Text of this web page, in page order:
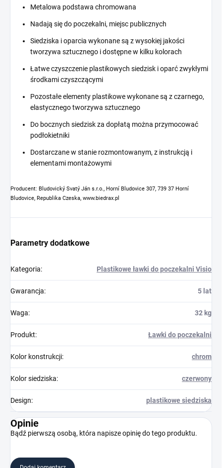
Metalowa podstawa chromowana
Nadają się do poczekalni, miejsc publicznych
Siedziska i oparcia wykonane są z wysokiej jakości
tworzywa sztucznego i dostępne w kilku kolorach
Łatwe czyszczenie plastikowych siedzisk i oparć zwykłymi
środkami czyszczącymi
Pozostałe elementy plastikowe wykonane są z czarnego,
elastycznego tworzywa sztucznego
Do bocznych siedzisk za dopłatą można przymocować
podłokietniki
Dostarczane w stanie rozmontowanym, z instrukcją i
elementami montażowymi
Producent: Bludovický Svatý Ján s.r.o., Horní Bludovice 307, 739 37 Horní
Bludovice, Republika Czeska, www.biedrax.pl
Parametry dodatkowe
Kategoria: Plastikowe ławki do poczekalni Visio
Gwarancja: 5 lat
Waga: 32 kg
Produkt: Ławki do poczekalni
Kolor konstrukcji: chrom
Kolor siedziska: czerwony
Design: plastikowe siedziska
Opinie
Bądź pierwszą osobą, która napisze opinię do tego produktu.